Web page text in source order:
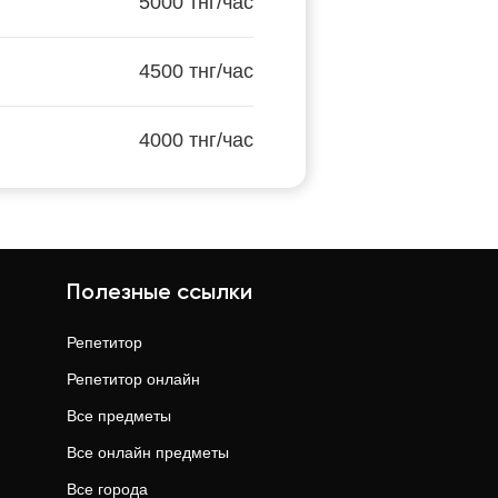
4500 тнг/час
4000 тнг/час
Полезные ссылки
Репетитор
Репетитор онлайн
Все предметы
Все онлайн предметы
Все города